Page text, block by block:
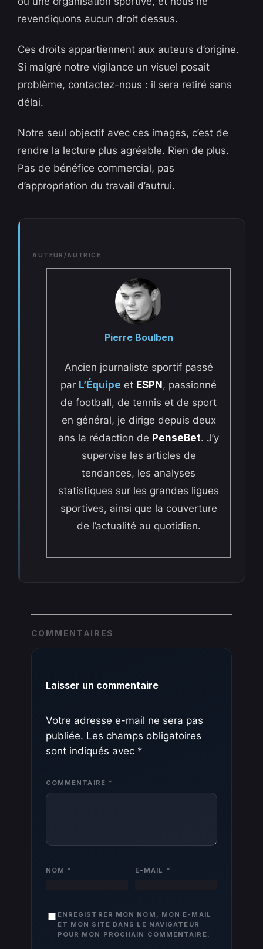
revendiquons aucun droit dessus.
Ces droits appartiennent aux auteurs d’origine.
Si malgré notre vigilance un visuel posait
problème, contactez-nous : il sera retiré sans
délai.
Notre seul objectif avec ces images, c’est de
rendre la lecture plus agréable. Rien de plus.
Pas de bénéfice commercial, pas
d’appropriation du travail d’autrui.
AUTEUR/AUTRICE
Pierre Boulben
Ancien journaliste sportif passé
par L’Équipe et ESPN , passionné
de football, de tennis et de sport
en général, je dirige depuis deux
ans la rédaction de PenseBet. J’y
supervise les articles de
tendances, les analyses
statistiques sur les grandes ligues
sportives, ainsi que la couverture
de l’actualité au quotidien.
COMMENTAIRES
Laisser un commentaire
Votre adresse e-mail ne sera pas
publiée. Les champs obligatoires
sont indiqués avec *
COMMENTAIRE *
NOM * E-MAIL *
ENREGISTRER MON NOM, MON E-MAIL
ET MON SITE DANS LE NAVIGATEUR
POUR MON PROCHAIN COMMENTAIRE.